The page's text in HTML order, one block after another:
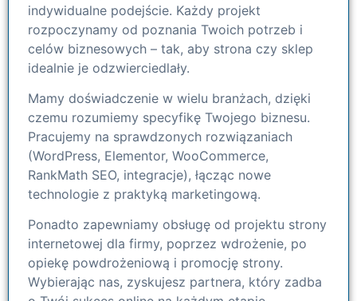
indywidualne podejście. Każdy projekt
rozpoczynamy od poznania Twoich potrzeb i
celów biznesowych – tak, aby strona czy sklep
idealnie je odzwierciedlały.
Mamy doświadczenie w wielu branżach, dzięki
czemu rozumiemy specyfikę Twojego biznesu.
Pracujemy na sprawdzonych rozwiązaniach
(WordPress, Elementor, WooCommerce,
RankMath SEO, integracje), łącząc nowe
technologie z praktyką marketingową.
Ponadto zapewniamy obsługę od projektu strony
internetowej dla firmy, poprzez wdrożenie, po
opiekę powdrożeniową i promocję strony.
Wybierając nas, zyskujesz partnera, który zadba